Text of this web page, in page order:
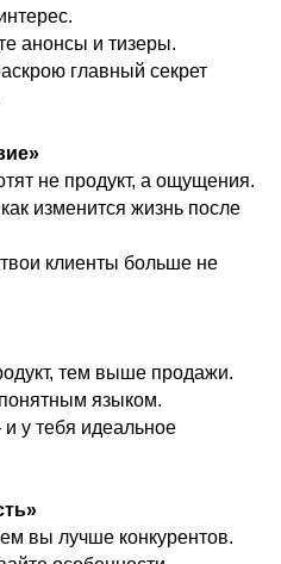
анонсы и тизеры.
главный секрет
не продукт, а ощущения.
изменится жизнь после
клиенты больше не
тем выше продажи.
языком.
у тебя идеальное
вы лучше конкурентов.